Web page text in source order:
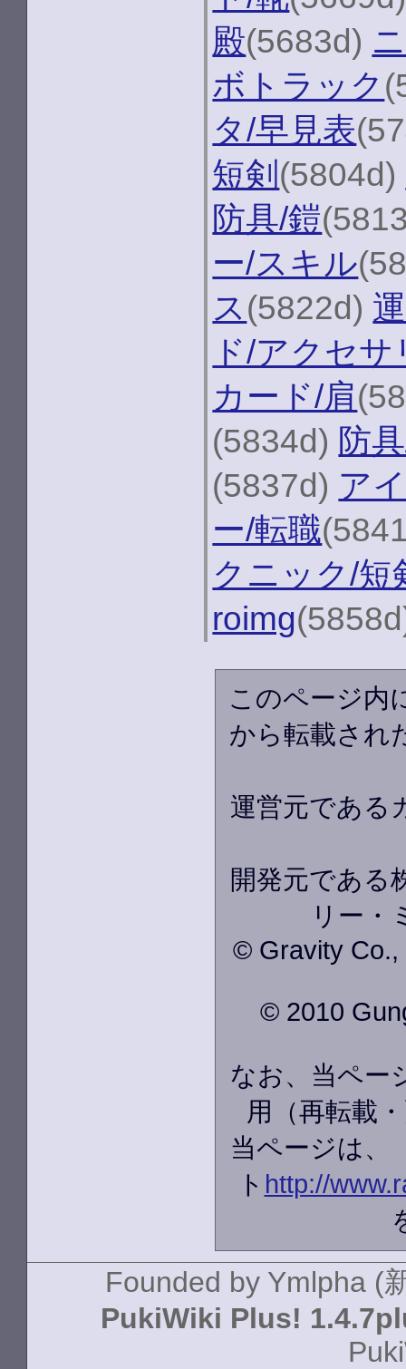
殿(5683d)
ボトラック
タ/早見表
短剣 (5804d)
防具/鎧
ー/スキル
ス(5822d)
ド/アクセサ
カード/肩
(5834d) 防
(5837d) ア
ー/転職
クニック/短
roimg
このページ内
から転載され
運営元である
開発元である
リー・
© Gravity Co.,
© 2010
なお、当ペー
用（再転載
当ページは、
ト http://
Founded by Ymlpha (
PukiWiki Plus!